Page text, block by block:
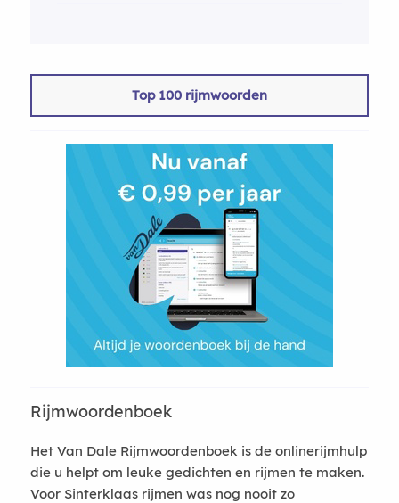
Top 100 rijmwoorden
Rijmwoordenboek
Het Van Dale Rijmwoordenboek is de onlinerijmhulp
die u helpt om leuke gedichten en rijmen te maken.
Voor Sinterklaas rijmen was nog nooit zo